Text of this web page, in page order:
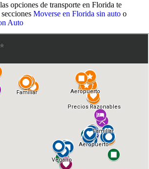
opciones de transporte en Florida te
Moverse en Florida sin auto o
Auto